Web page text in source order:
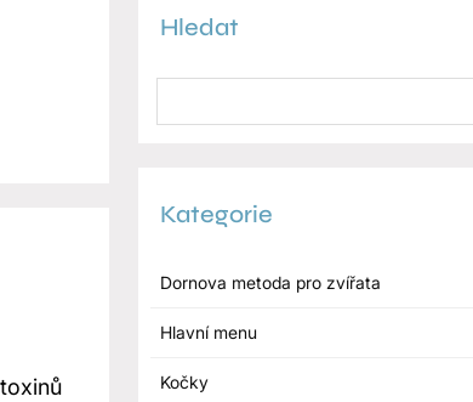
Hledat
Kategorie
Dornova metoda pro zvířata
Hlavní menu
Kočky